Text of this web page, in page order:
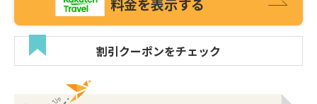
割引クーポンをチェック